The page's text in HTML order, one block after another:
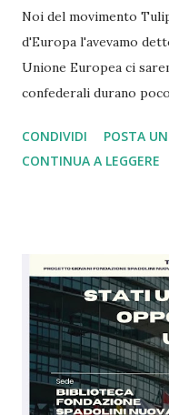
Noi del movimento
d'Europa l'avevamo
Unione Europea ci
confederali durano
mondiale dove i nazisti
che comprese, a
lasciare. Ebbene
guerra in Ucraina gli
contro il modello di
modesto parere, di
questa cosa mi
americani per il
CONDIVIDI
POSTA
CONTINUA A LEGGERE